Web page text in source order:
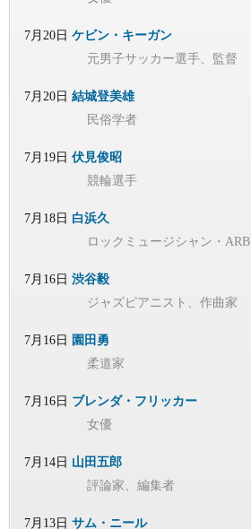
7月20日 ケビン・キーガン
元男子サッカー選手、監督
7月20日 結城登美雄
民俗学者
7月19日 伏見俊昭
競輪選手
7月18日 白浜久
ロックミュージシャン・ARB
7月16日 渋谷毅
ジャズピアニスト、作曲家
7月16日 園田勇
柔道家
7月16日 ブレンダ・フリッカー
女優
7月14日 山田五郎
評論家、編集者
7月13日 サム・ニール